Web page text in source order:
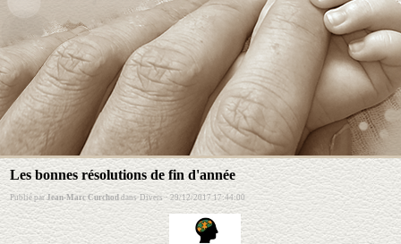
Les bonnes résolutions de fin d'année
Publié parJean-Marc Curchod dansDivers · 29/12/2017 17:44:00